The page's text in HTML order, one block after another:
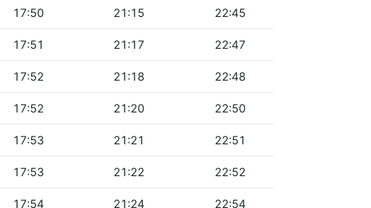
17:50 21:15 22:45
17:51 21:17 22:47
17:52 21:18 22:48
17:52 21:20 22:50
17:53 21:21 22:51
17:53 21:22 22:52
17:54 21:24 22:54